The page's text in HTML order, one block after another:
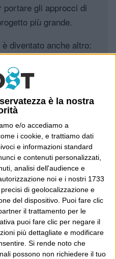
è la nostra
e/o accediamo a
i cookie, e trattiamo dati
e informazioni standard
e contenuti personalizzati,
analisi dell'audience e
noi e i nostri 1733
di geolocalizzazione e
del dispositivo. Puoi fare clic
il trattamento per le
puoi fare clic per negare il
più dettagliate e modificare
Si rende noto che
possono non richiedere il tuo
portare gli approcci di
più grande.
diventato anche altro:
prosegue da oltre 16
lo apprezza e lo
“Ho dirottato un aereo e l’ho
schiantato su un grattacielo”